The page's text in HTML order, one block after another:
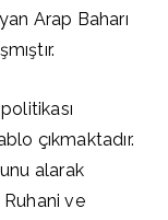
Arap Baharı
çıkmaktadır.
alarak
ve